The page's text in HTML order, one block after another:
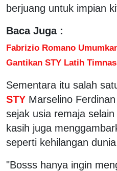
berjuang untuk impian
Baca Juga :
Fabrizio Romano
Gantikan STY Latih
Sementara itu salah
STY Marselino
sejak usia remaja
kasih juga
seperti kehilangan
"Bosss hanya ingin